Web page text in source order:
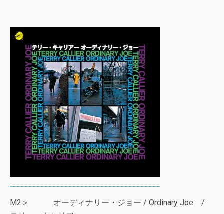
M2＞ オーディナリー・ジョー / Ordinary Joe /